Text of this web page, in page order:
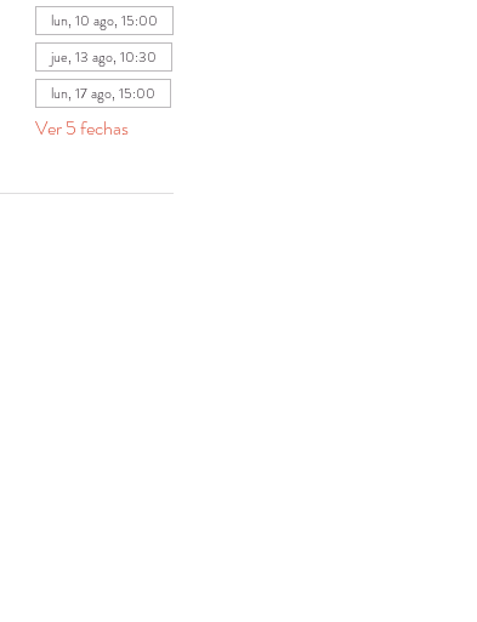
lun, 10 ago, 15:00
jue, 13 ago, 10:30
lun, 17 ago, 15:00
Ver 5 fechas